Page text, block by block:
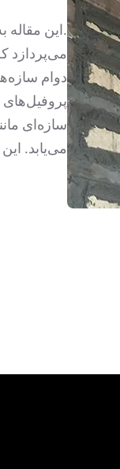
.این
می‌پردازد
دوام
سازه‌ای
می‌یابد.